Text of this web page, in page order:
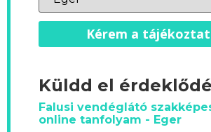
Kérem a
Küldd el
Falusi vendéglátó
online tanfolyam - Eger